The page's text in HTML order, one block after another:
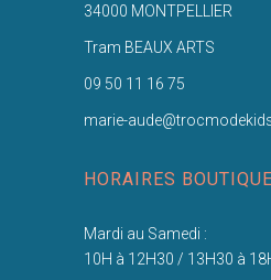
34000 MONTPELLIER
Tram BEAUX ARTS
09 50 11 16 75
marie-
HORAIRES BOUTIQUE
Mardi au Samedi :
10H à 12H30 / 13H30 à